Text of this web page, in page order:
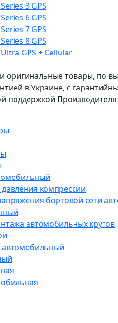
3 GPS
6 GPS
7 GPS
8 GPS
GPS + Cellular
оригинальные товары, по
в Украине, с
поддержкой
компрессии
бортовой сети
автомобильных кругов